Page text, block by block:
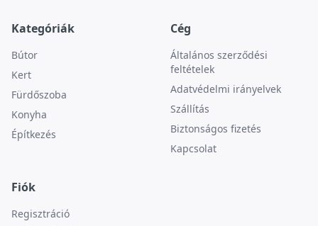
Kategóriák
Bútor
Kert
Fürdőszoba
Konyha
Építkezés
Cég
Általános szerződési
feltételek
Adatvédelmi irányelvek
Szállítás
Biztonságos fizetés
Kapcsolat
Fiók
Regisztráció